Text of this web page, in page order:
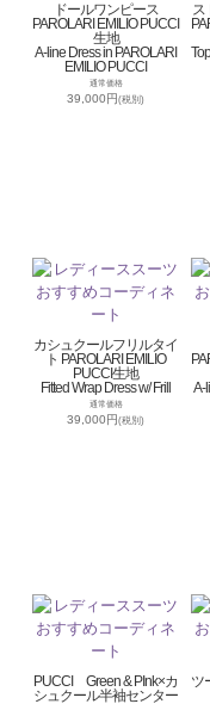
ドールワンピース
PAROLARI EMILIO PUCCI
生地
A-line Dress in PAROLARI
EMILIO PUCCI
通常価格
39,000円(税別)
ス
カシュクールフリルタイ
ト PAROLARI EMILIO
PUCCI生地
Fitted Wrap Dress w/ Frill
通常価格
39,000円(税別)
A-
PUCCI Green & PInk×カ
シュクール半袖センター
ツ